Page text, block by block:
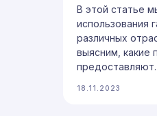
В этой статье
использования
различных
выясним, какие
предоставляют.
18.11.2023